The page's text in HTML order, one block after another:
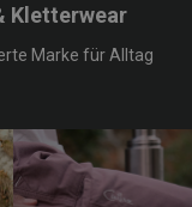
Kletterwear
Marke für Alltag